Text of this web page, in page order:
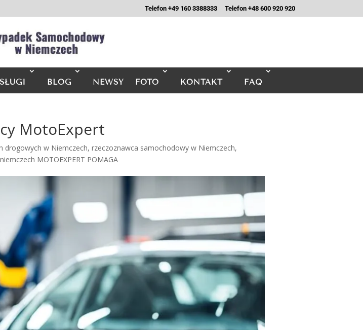
Telefon +49 160 3388333 Telefon +48 600 920 920
BLOG NEWSY FOTO KONTAKT FAQ
MotoExpert
drogowych w Niemczech,rzeczoznawca samochodowy w Niemczech,
MOTOEXPERT POMAGA